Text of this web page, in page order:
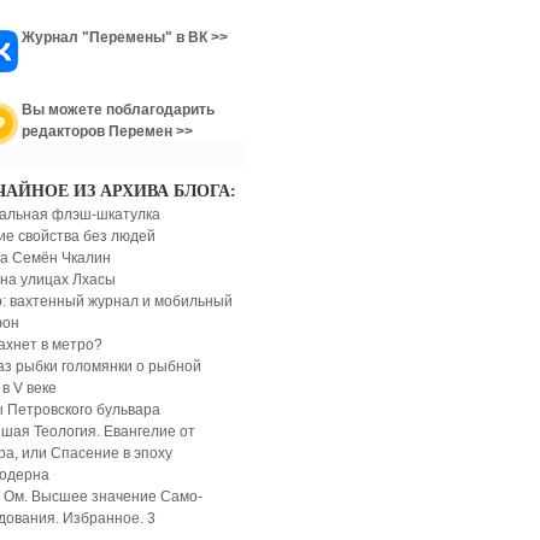
Журнал "Перемены" в ВК >>
Вы можете поблагодарить
редакторов Перемен >>
ИЗ АРХИВА БЛОГА:
флэш-шкатулка
свойства без людей
Семён Чкалин
улицах Лхасы
вахтенный журнал и мобильный
в метро?
рыбки голомянки о рыбной
V веке
бульвара
Теология. Евангелие от
или Спасение в эпоху
Ом. Высшее значение Само-
Избранное. 3